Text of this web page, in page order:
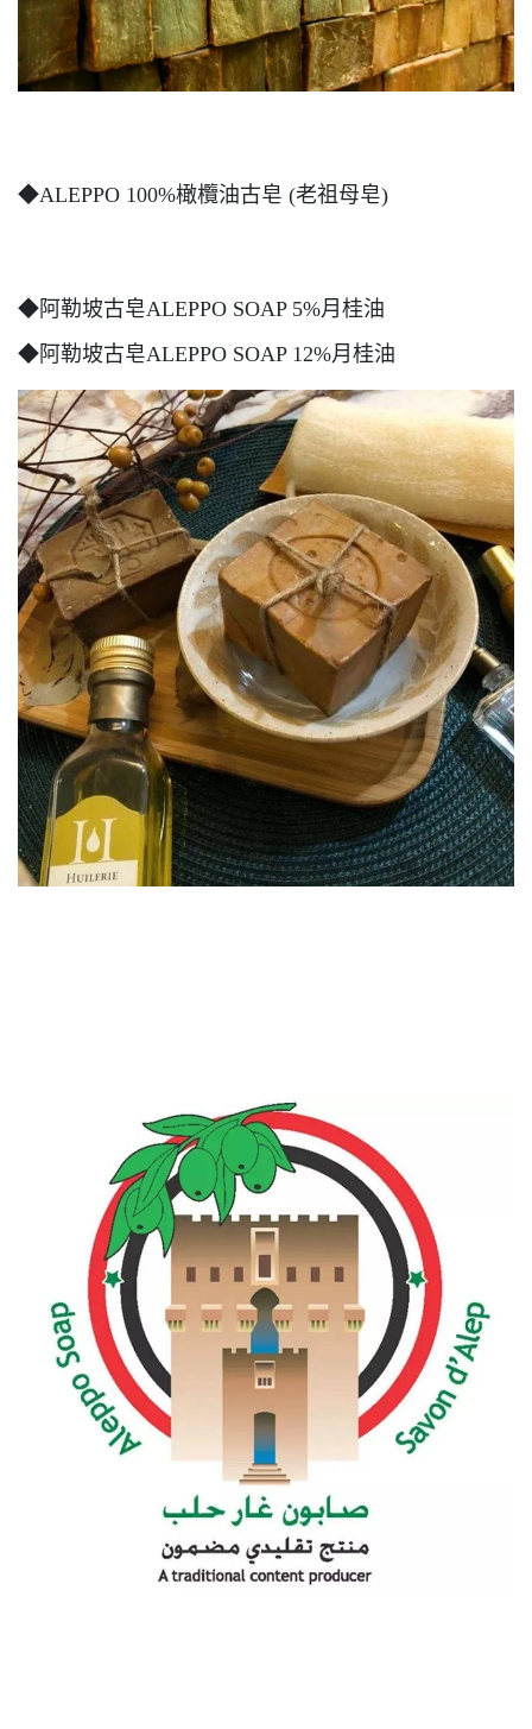
◆ALEPPO 100%橄欖油古皂 (老祖母皂)
◆阿勒坡古皂ALEPPO SOAP 5%月桂油
◆阿勒坡古皂ALEPPO SOAP 12%月桂油